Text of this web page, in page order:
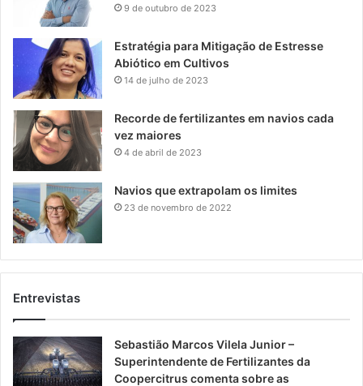
9 de outubro de 2023
Estratégia para Mitigação de Estresse
Abiótico em Cultivos
14 de julho de 2023
Recorde de fertilizantes em navios cada
vez maiores
4 de abril de 2023
Navios que extrapolam os limites
23 de novembro de 2022
Entrevistas
Sebastião Marcos Vilela Junior –
Superintendente de Fertilizantes da
Coopercitrus comenta sobre as